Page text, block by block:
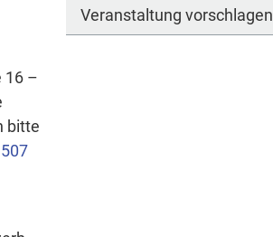
Veranstaltung vorschlagen
16 –
bitte
507